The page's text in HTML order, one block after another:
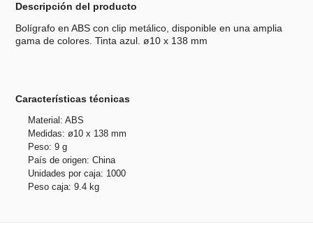
Descripción del producto
Bolígrafo en ABS con clip metálico, disponible en una amplia
gama de colores. Tinta azul. ø10 x 138 mm
Características técnicas
Material: ABS
Medidas: ø10 x 138 mm
Peso: 9 g
País de origen: China
Unidades por caja: 1000
Peso caja: 9.4 kg